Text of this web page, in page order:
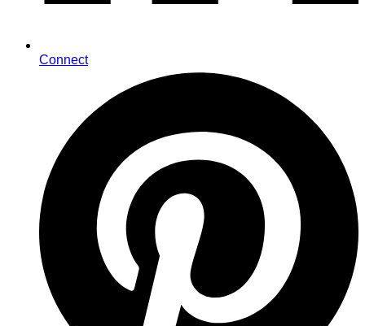
Connect